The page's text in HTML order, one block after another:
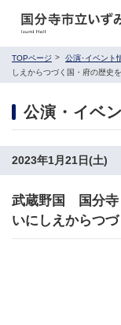
TOPページ 公演･イベント
しえからつづく国・府の歴史
公演・イベ
2023年1月21日(土)
武蔵野国 国分寺
いにしえからつ